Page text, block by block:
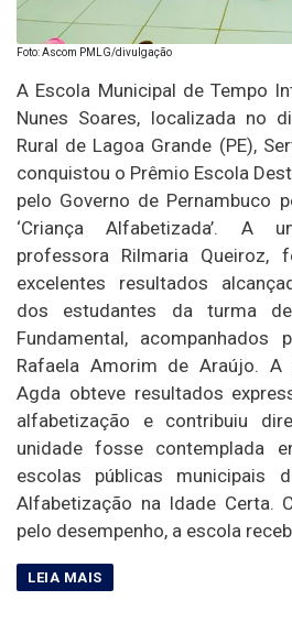
Foto: Ascom PMLG/divulgação
A Escola Municipal de Tempo
Nunes Soares, localizada no
Rural de Lagoa Grande (PE),
conquistou o Prêmio Escola
pelo Governo de Pernambuco
‘Criança Alfabetizada’. A
professora Rilmaria Queiroz,
excelentes resultados
dos estudantes da turma
Fundamental, acompanhados
Rafaela Amorim de Araújo.
Agda obteve resultados
alfabetização e contribuiu
unidade fosse contemplada
escolas públicas municipais
Alfabetização na Idade Certa.
pelo desempenho, a escola